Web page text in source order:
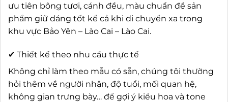
ưu tiên bông tươi, cánh đều, màu chuẩn để sản
phẩm giữ dáng tốt kể cả khi di chuyển xa trong
khu vực Bảo Yên – Lào Cai – Lào Cai.
✔ Thiết kế theo nhu cầu thực tế
Không chỉ làm theo mẫu có sẵn, chúng tôi thường
hỏi thêm về người nhận, độ tuổi, mối quan hệ,
không gian trưng bày… để gợi ý kiểu hoa và tone